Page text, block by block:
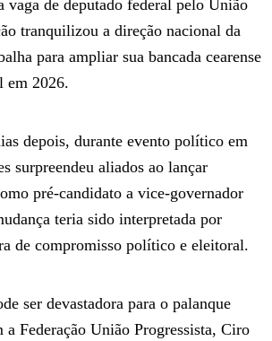
vaga de deputado federal pelo União
tranquilizou a direção nacional da
para ampliar sua bancada cearense
em 2026.
depois, durante evento político em
surpreendeu aliados ao lançar
pré-candidato a vice-governador
teria sido interpretada por
de compromisso político e eleitoral.
ser devastadora para o palanque
a Federação União Progressista, Ciro